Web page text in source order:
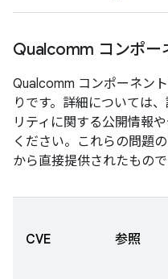
Qualcomm コンポー
Qualcomm コンポーネン
りです。詳細については
リティに関する公開情報
ください。これらの問題
から直接提供されたもので
CVE 参照